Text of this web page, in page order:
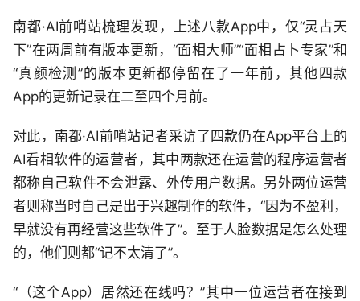
南都·AI前哨站梳理发现，上述八款App中，仅“灵占天
下”在两周前有版本更新，“面相大师”“面相占卜专家”和
“真颜检测”的版本更新都停留在了一年前，其他四款
App的更新记录在二至四个月前。
对此，南都·AI前哨站记者采访了四款仍在App平台上的
AI看相软件的运营者，其中两款还在运营的程序运营者
都称自己软件不会泄露、外传用户数据。另外两位运营
者则称当时自己是出于兴趣制作的软件，“因为不盈利，
早就没有再经营这些软件了”。至于人脸数据是怎么处理
的，他们则都“记不太清了”。
“（这个App）居然还在线吗？”其中一位运营者在接到